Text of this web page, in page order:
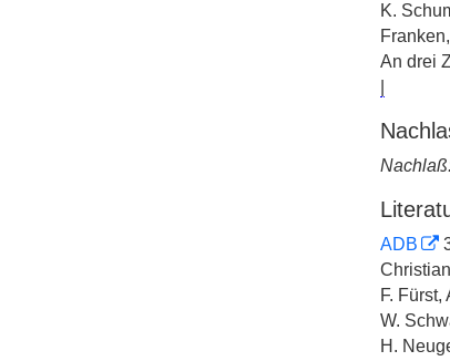
K.
An drei
ADB
Christian
F. Fürst,
W.
H.